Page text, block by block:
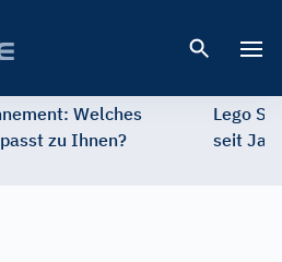
Welches
zu Ihnen?
Lego
seit